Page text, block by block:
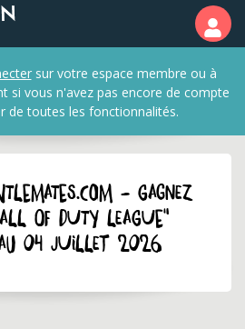
sur votre espace membre ou à
si vous n'avez pas encore de compte
de toutes les fonctionnalités.
- Gagnez
of duty league"
04 juillet 2026